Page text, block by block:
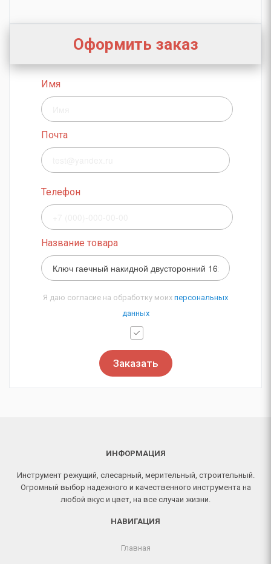
Оформить заказ
Имя
Почта
Телефон
Название товара
Я даю согласие на обработку моих персональных
данных
Заказать
ИНФОРМАЦИЯ
Инструмент режущий, слесарный, мерительный, строительный.
Огромный выбор надежного и качественного инструмента на
любой вкус и цвет, на все случаи жизни.
НАВИГАЦИЯ
Главная